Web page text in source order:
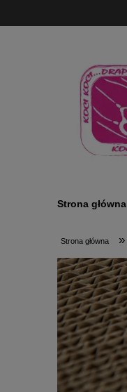
Strona główna
Strona główna »